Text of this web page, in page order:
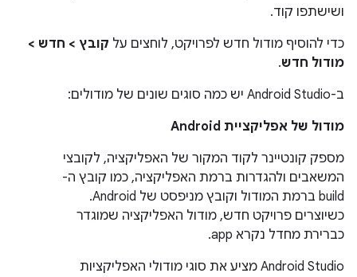
ושישתפו קוד.
כדי להוסיף מודול חדש לפרויקט, לוחצים על קובץ > חדש >
מודול חדש.
ב-Android Studio יש כמה סוגים שונים של מודולים:
מודול של אפליקציית Android
מספק קונטיינר לקוד המקור של האפליקציה, לקובצי
המשאבים ולהגדרות ברמת האפליקציה, כמו קובץ ה-
build ברמת המודול וקובץ מניפסט של Android.
כשיוצרים פרויקט חדש, מודול האפליקציה שמוגדר
כברירת מחדל נקרא app.
‫Android Studio מציע את סוגי מודולי האפליקציות